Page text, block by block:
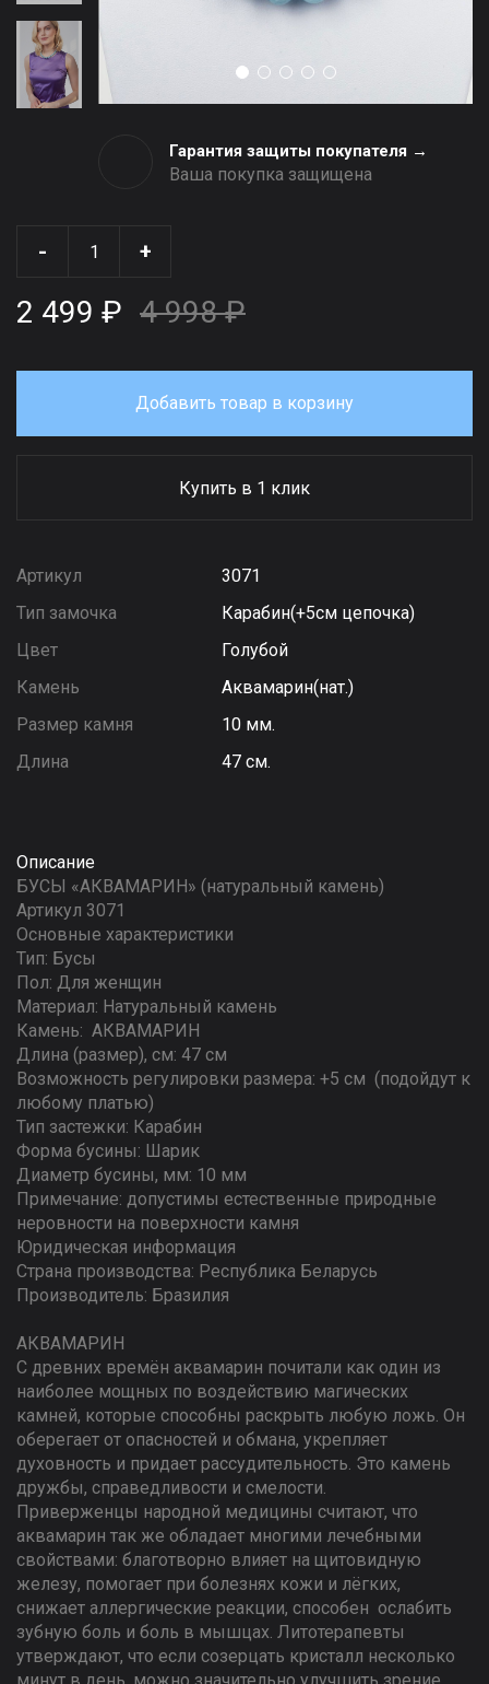
Гарантия защиты покупателя →
Ваша покупка защищена
- +
2 499 ₽ 4 998 ₽
Добавить товар в корзину
Купить в 1 клик
Артикул
3071
Тип замочка
Карабин(+5см цепочка)
Цвет
Голубой
Камень
Аквамарин(нат.)
Размер камня
10 мм.
Длина
47 см.
Описание
БУСЫ «АКВАМАРИН» (натуральный камень)
Артикул 3071
Основные характеристики
Тип: Бусы
Пол: Для женщин
Материал: Натуральный камень
Камень: АКВАМАРИН
Длина (размер), см: 47 см
Возможность регулировки размера: +5 см (подойдут к
любому платью)
Тип застежки: Карабин
Форма бусины: Шарик
Диаметр бусины, мм: 10 мм
Примечание: допустимы естественные природные
неровности на поверхности камня
Юридическая информация
Страна производства: Республика Беларусь
Производитель: Бразилия
АКВАМАРИН
С древних времён аквамарин почитали как один из
наиболее мощных по воздействию магических
камней, которые способны раскрыть любую ложь. Он
оберегает от опасностей и обмана, укрепляет
духовность и придает рассудительность. Это камень
дружбы, справедливости и смелости.
Приверженцы народной медицины считают, что
аквамарин так же обладает многими лечебными
свойствами: благотворно влияет на щитовидную
железу, помогает при болезнях кожи и лёгких,
снижает аллергические реакции, способен ослабить
зубную боль и боль в мышцах. Литотерапевты
утверждают, что если созерцать кристалл несколько